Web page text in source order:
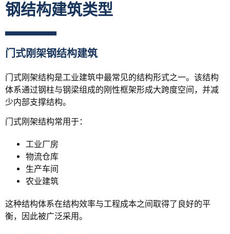
钢结构建筑类型
门式刚架钢结构建筑
门式刚架结构是工业建筑中最常见的结构形式之一。该结构
体系通过钢柱与钢梁组成的刚性框架形成大跨度空间，并减
少内部支撑结构。
门式刚架结构常用于：
工业厂房
物流仓库
生产车间
农业建筑
这种结构体系在结构效率与工程成本之间取得了良好的平
衡，因此被广泛采用。